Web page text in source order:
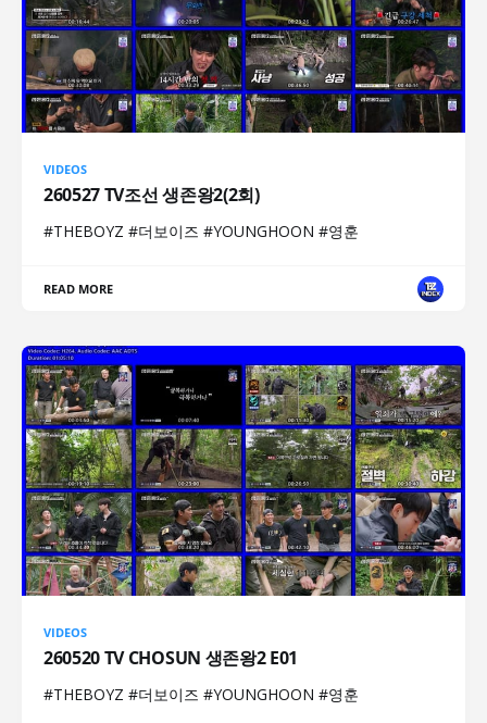
VIDEOS
260527 TV조선 생존왕2(2회)
#THEBOYZ #더보이즈 #YOUNGHOON #영훈
READ MORE
VIDEOS
260520 TV CHOSUN 생존왕2 E01
#THEBOYZ #더보이즈 #YOUNGHOON #영훈